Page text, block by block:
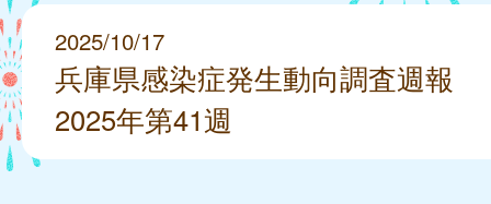
2025/10/17
兵庫県感染症発生動向調査週報
2025年第41週